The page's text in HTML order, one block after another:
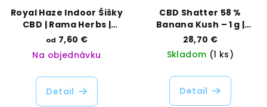
Royal Haze Indoor Šišky
CBD | Rama Herbs |
Vaporama
od 7,60 €
Na objednávku
Detail
CBD Shatter 58 %
Banana Kush – 1 g |
Happease | Vaporama
28,70 €
Skladom (1 ks)
Detail